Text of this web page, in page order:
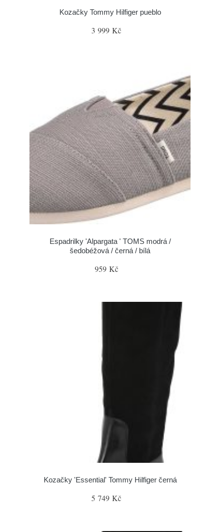
Kozačky Tommy Hilfiger pueblo
3 999 Kč
Espadrilky 'Alpargata ' TOMS modrá /
šedobéžová / černá / bílá
959 Kč
Kozačky 'Essential' Tommy Hilfiger černá
5 749 Kč